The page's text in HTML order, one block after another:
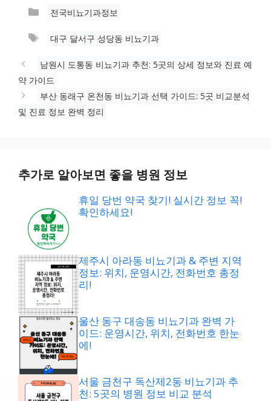
카
고
전국비뇨기과정보
태
대구 달서구 성당동 비뇨기과
남원시 도통동 비뇨기과 추천: 5곳의 상세 정보와 진료 예
약 가이드
부산 동래구 온천동 비뇨기과 선택 가이드: 5곳 비교분석
및 진료 정보 완벽 정리
추가로 알아보면 좋을 병원 정보
휴일 당번 약국 찾기! 실시간 정보 꼭!
확인하세요!
제주시 아라동 비뇨기과 & 주변 지역
정보: 위치, 운영시간, 전화번호 총정
리!
울산 동구 대송동 비뇨기과 완벽 가
이드: 운영시간, 위치, 전화번호 한눈
에!
서울 금천구 독산제2동 비뇨기과 추
천: 5곳의 병원 정보 비교 분석